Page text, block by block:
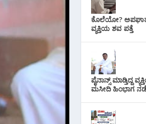
ಕೊಲೆಯೋ?
ವ್ಯಕ್ತಿಯ ಶವ ಪತ್ತೆ
ಪೈನಾನ್ಸ್ ಮಾಡ್ತಿದ್ದ
ಮಸೀದಿ ಹಿಂಭಾಗ